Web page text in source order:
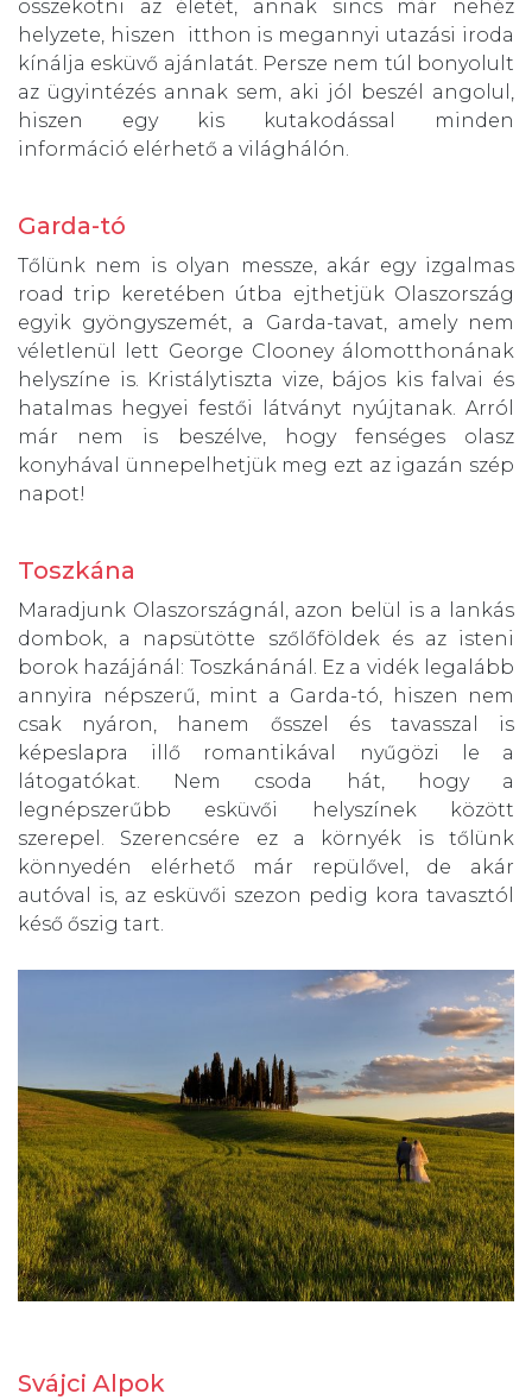
összekötni az életét, annak sincs már nehéz
helyzete, hiszen itthon is megannyi utazási iroda
kínálja esküvő ajánlatát. Persze nem túl bonyolult
az ügyintézés annak sem, aki jól beszél angolul,
hiszen egy kis kutakodással minden
információ elérhető a világhálón.
Garda-tó
Tőlünk nem is olyan messze, akár egy izgalmas
road trip keretében útba ejthetjük Olaszország
egyik gyöngyszemét, a Garda-tavat, amely nem
véletlenül lett George Clooney álomotthonának
helyszíne is. Kristálytiszta vize, bájos kis falvai és
hatalmas hegyei festői látványt nyújtanak. Arról
már nem is beszélve, hogy fenséges olasz
konyhával ünnepelhetjük meg ezt az igazán szép
napot!
Toszkána
Maradjunk Olaszországnál, azon belül is a lankás
dombok, a napsütötte szőlőföldek és az isteni
borok hazájánál: Toszkánánál. Ez a vidék legalább
annyira népszerű, mint a Garda-tó, hiszen nem
csak nyáron, hanem ősszel és tavasszal is
képeslapra illő romantikával nyűgözi le a
látogatókat. Nem csoda hát, hogy a
legnépszerűbb esküvői helyszínek között
szerepel. Szerencsére ez a környék is tőlünk
könnyedén elérhető már repülővel, de akár
autóval is, az esküvői szezon pedig kora tavasztól
késő őszig tart.
Svájci Alpok